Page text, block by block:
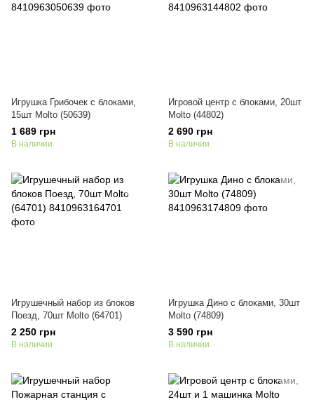
Игрушка Грибочек с блоками,
15шт Molto (50639)
1 689 грн
В наличии
Игровой центр с блоками, 20шт
Molto (44802)
2 690 грн
В наличии
Игрушечный набор из блоков
Поезд, 70шт Molto (64701)
2 250 грн
В наличии
Игрушка Дино с блоками, 30шт
Molto (74809)
3 590 грн
В наличии